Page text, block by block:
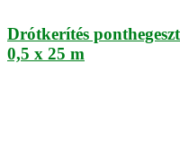
Drótkerítés
0,5 x 25 m